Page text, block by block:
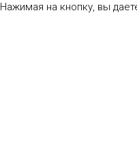
Нажимая на кнопку, вы